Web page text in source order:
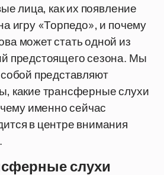
лица, как их появление
игру «Торпедо», и почему
может стать одной из
предстоящего сезона. Мы
представляют
какие трансферные слухи
именно сейчас
в центре внимания
слухи